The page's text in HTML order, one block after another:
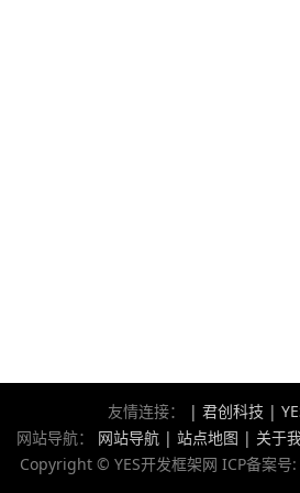
友情连接： | 君创科技 |
网站导航： 网站导航 | 站点地图 | 关于
Copyright © YES开发框架网 ICP备案号: